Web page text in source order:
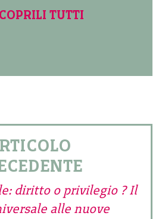
TUTTI
diritto o privilegio ? Il
alle nuove